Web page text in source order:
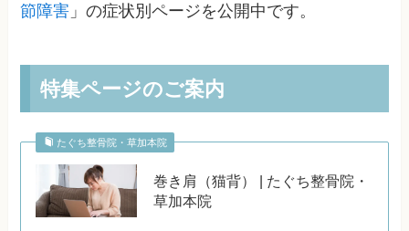
節障害 」の症状別ページを公開中です。
特集ページのご案内
たぐち整骨院・草加本院
巻き肩（猫背） | たぐち整骨院・
草加本院